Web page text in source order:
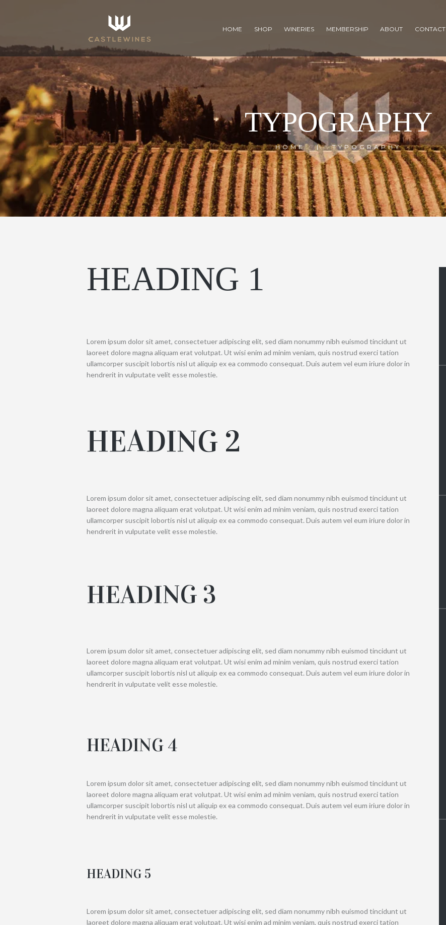
HOME SHOP WINERIES MEMBERSHIP ABOUT CONTACT
TYPOGRAPHY
HOME TYPOGRAPHY
HEADING 1
Lorem ipsum dolor sit amet, consectetuer adipiscing elit, sed diam nonummy nibh euismod tincidunt ut
laoreet dolore magna aliquam erat volutpat. Ut wisi enim ad minim veniam, quis nostrud exerci tation
ullamcorper suscipit lobortis nisl ut aliquip ex ea commodo consequat. Duis autem vel eum iriure dolor in
hendrerit in vulputate velit esse molestie.
HEADING 2
Lorem ipsum dolor sit amet, consectetuer adipiscing elit, sed diam nonummy nibh euismod tincidunt ut
laoreet dolore magna aliquam erat volutpat. Ut wisi enim ad minim veniam, quis nostrud exerci tation
ullamcorper suscipit lobortis nisl ut aliquip ex ea commodo consequat. Duis autem vel eum iriure dolor in
hendrerit in vulputate velit esse molestie.
HEADING 3
Lorem ipsum dolor sit amet, consectetuer adipiscing elit, sed diam nonummy nibh euismod tincidunt ut
laoreet dolore magna aliquam erat volutpat. Ut wisi enim ad minim veniam, quis nostrud exerci tation
ullamcorper suscipit lobortis nisl ut aliquip ex ea commodo consequat. Duis autem vel eum iriure dolor in
hendrerit in vulputate velit esse molestie.
HEADING 4
Lorem ipsum dolor sit amet, consectetuer adipiscing elit, sed diam nonummy nibh euismod tincidunt ut
laoreet dolore magna aliquam erat volutpat. Ut wisi enim ad minim veniam, quis nostrud exerci tation
ullamcorper suscipit lobortis nisl ut aliquip ex ea commodo consequat. Duis autem vel eum iriure dolor in
hendrerit in vulputate velit esse molestie.
HEADING 5
Lorem ipsum dolor sit amet, consectetuer adipiscing elit, sed diam nonummy nibh euismod tincidunt ut
laoreet dolore magna aliquam erat volutpat. Ut wisi enim ad minim veniam, quis nostrud exerci tation